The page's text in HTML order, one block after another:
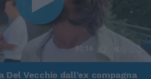
01:16
Del Vecchio dall'ex compagna